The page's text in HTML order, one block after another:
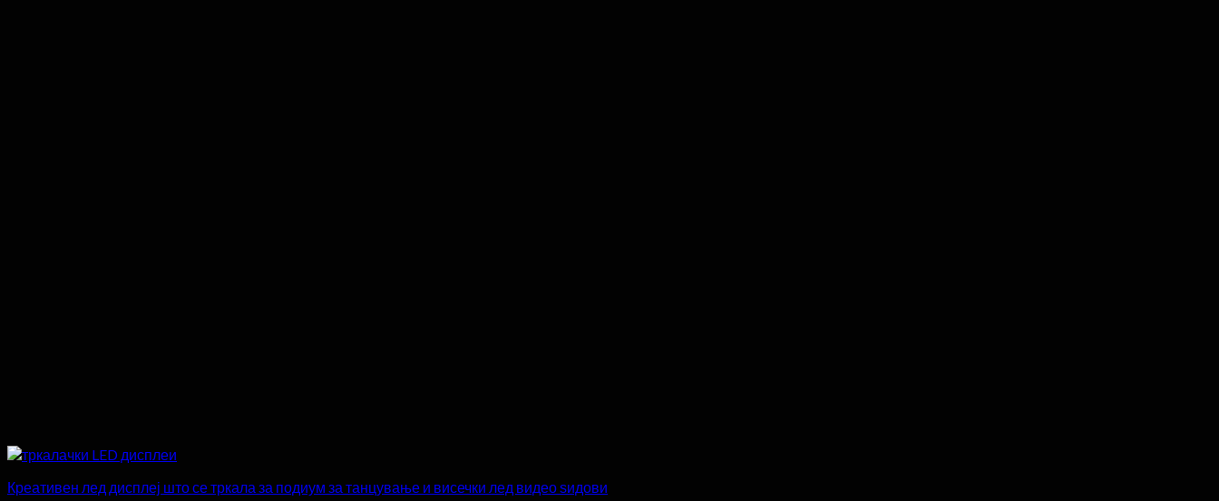
Креативен лед дисплеј што се тркала за подиум за танцување и висечки лед видео ѕидови